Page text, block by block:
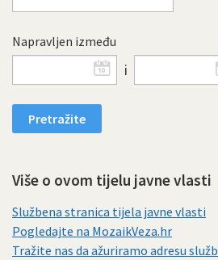
Napravljen između
i
Više o ovom tijelu javne vlasti
Službena stranica tijela javne vlasti
Pogledajte na MozaikVeza.hr
Tražite nas da ažuriramo adresu